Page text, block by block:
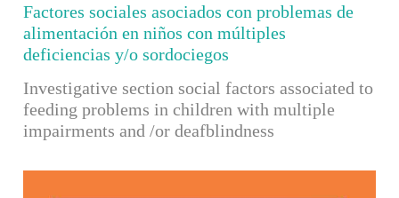
Factores sociales asociados con problemas de
alimentación en niños con múltiples
deficiencias y/o sordociegos
Investigative section social factors associated to
feeding problems in children with multiple
impairments and /or deafblindness